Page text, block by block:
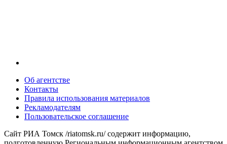
Об агентстве
Контакты
Правила использования материалов
Рекламодателям
Пользовательское соглашение
Сайт РИА Томск /riatomsk.ru/ содержит информацию,